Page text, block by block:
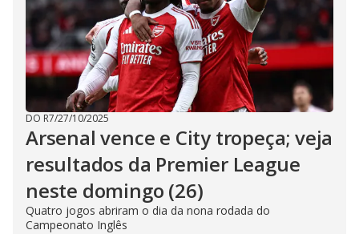
DO R7/27/10/2025
Arsenal vence e City tropeça; veja
resultados da Premier League
neste domingo (26)
Quatro jogos abriram o dia da nona rodada do
Campeonato Inglês